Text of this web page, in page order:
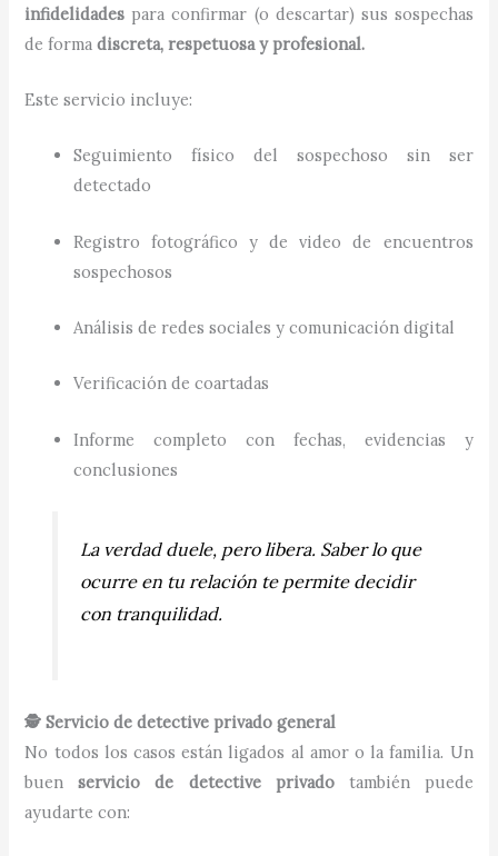
infidelidades para confirmar (o descartar) sus sospechas
de formadiscreta, respetuosa y profesional.
Este servicio incluye:
Seguimiento físico del sospechoso sin ser
detectado
Registro fotográfico y de video de encuentros
sospechosos
Análisis de redes sociales y comunicación digital
Verificación de coartadas
Informe completo con fechas, evidencias y
conclusiones
La verdad duele, pero libera. Saber lo que
ocurre en tu relación te permite decidir
con tranquilidad.
🕵️ Servicio de detective privado general
No todos los casos están ligados al amor o la familia. Un
buenservicio de detective privadotambién puede
ayudarte con: